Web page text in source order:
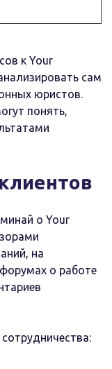
к Your
сам
юристов.
понять,
о Your
на
о работе